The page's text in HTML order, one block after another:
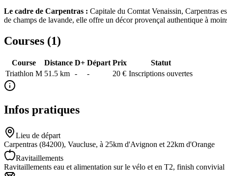
Le cadre de Carpentras : Capitale du Comtat Venaissin, Carpentras
de champs de lavande, elle offre un décor provençal authentique à
Courses (1)
Course Distance D+ Départ Prix
Statut
Triathlon M 51.5 km - - 20 € Inscriptions ouvertes
Infos pratiques
Lieu de départ
Carpentras (84200), Vaucluse, à 25km d'Avignon et 22km d'Orange
Ravitaillements
Ravitaillements eau et alimentation sur le vélo et en T2, finish convivial